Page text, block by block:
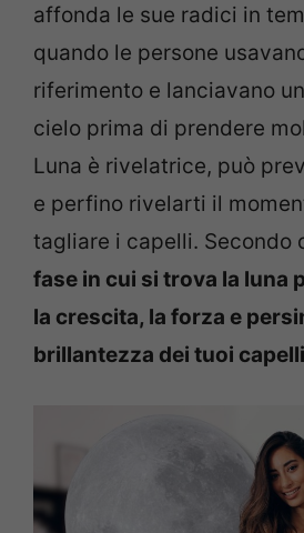
affonda le sue radici in
quando le persone
riferimento e lanciavano
cielo prima di prendere
Luna è rivelatrice, può
e perfino rivelarti il
tagliare i capelli. Secondo
fase in cui si trova la luna
la crescita, la forza e
brillantezza dei tuoi